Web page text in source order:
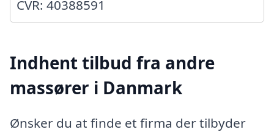
CVR: 40388591
Indhent tilbud fra andre
massører i Danmark
Ønsker du at finde et firma der tilbyder